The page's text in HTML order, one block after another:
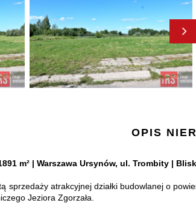
OPIS
m² | Warszawa Ursynów, ul. Trombity |
sprzedaży atrakcyjnej działki budowlanej o
Jeziora Zgorzała.